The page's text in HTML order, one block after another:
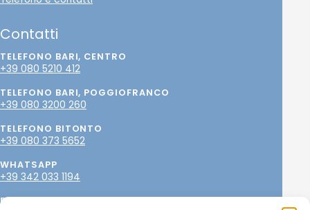
Contatti
TELEFONO BARI, CENTRO
+39 080 5210 412
TELEFONO BARI, POGGIOFRANCO
+39 080 3200 260
TELEFONO BITONTO
+39 080 373 5652
WHATSAPP
+39 342 033 1194
EMAIL